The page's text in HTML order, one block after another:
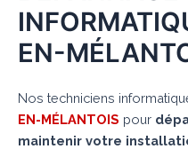
EN-
Nos techniciens
EN-MÉLANTOIS pour
maintenir votre